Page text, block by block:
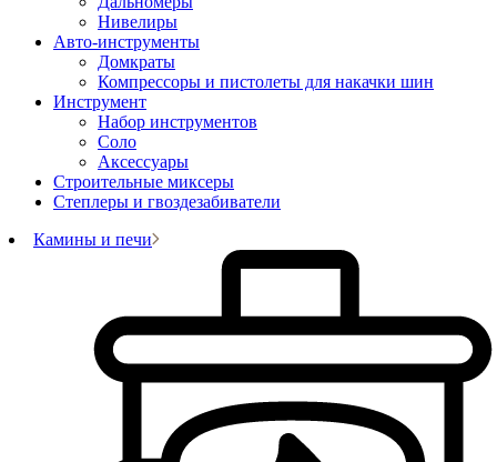
Нивелиры
Авто-инструменты
Домкраты
Компрессоры и пистолеты для накачки шин
Инструмент
Набор инструментов
Соло
Аксессуары
Строительные миксеры
Степлеры и гвоздезабиватели
Камины и печи